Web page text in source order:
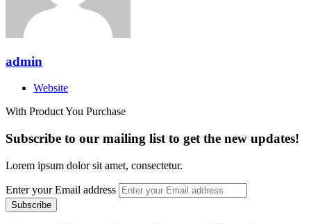
admin
Website
With Product You Purchase
Subscribe to our mailing list to get the new updates!
Lorem ipsum dolor sit amet, consectetur.
Enter your Email address